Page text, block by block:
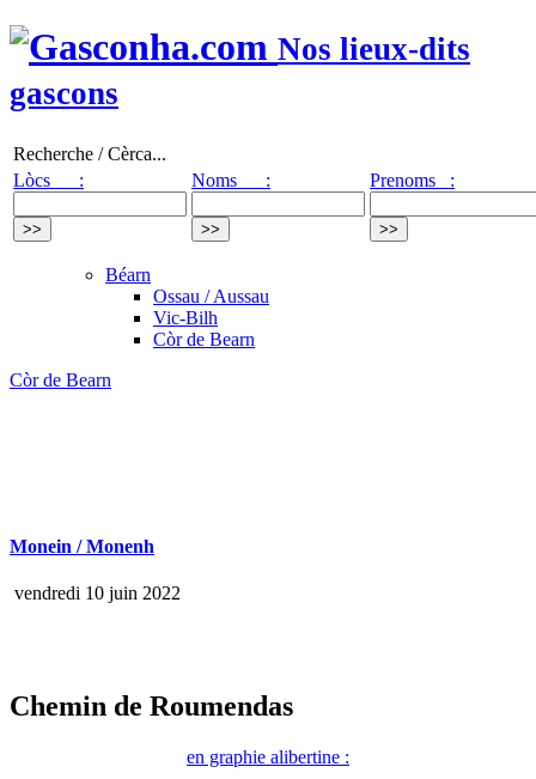
Nos lieux-dits
gascons
Recherche / Cèrca...
Lòcs :
Noms : Prenoms :
Béarn
Ossau / Aussau
Vic-Bilh
Còr de Bearn
Còr de Bearn
Monein / Monenh
vendredi 10 juin 2022
Chemin de Roumendas
en graphie alibertine :